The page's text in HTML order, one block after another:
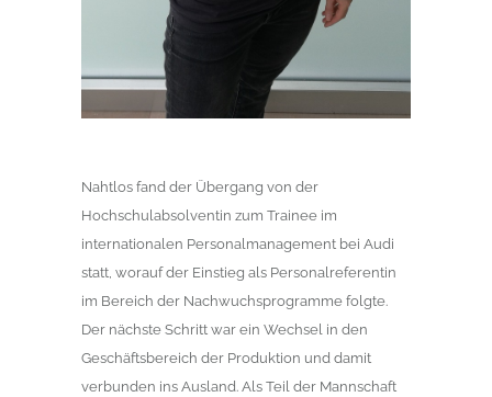
Nahtlos fand der Übergang von der
Hochschulabsolventin zum Trainee im
internationalen Personalmanagement bei Audi
statt, worauf der Einstieg als Personalreferentin
im Bereich der Nachwuchsprogramme folgte.
Der nächste Schritt war ein Wechsel in den
Geschäftsbereich der Produktion und damit
verbunden ins Ausland. Als Teil der Mannschaft